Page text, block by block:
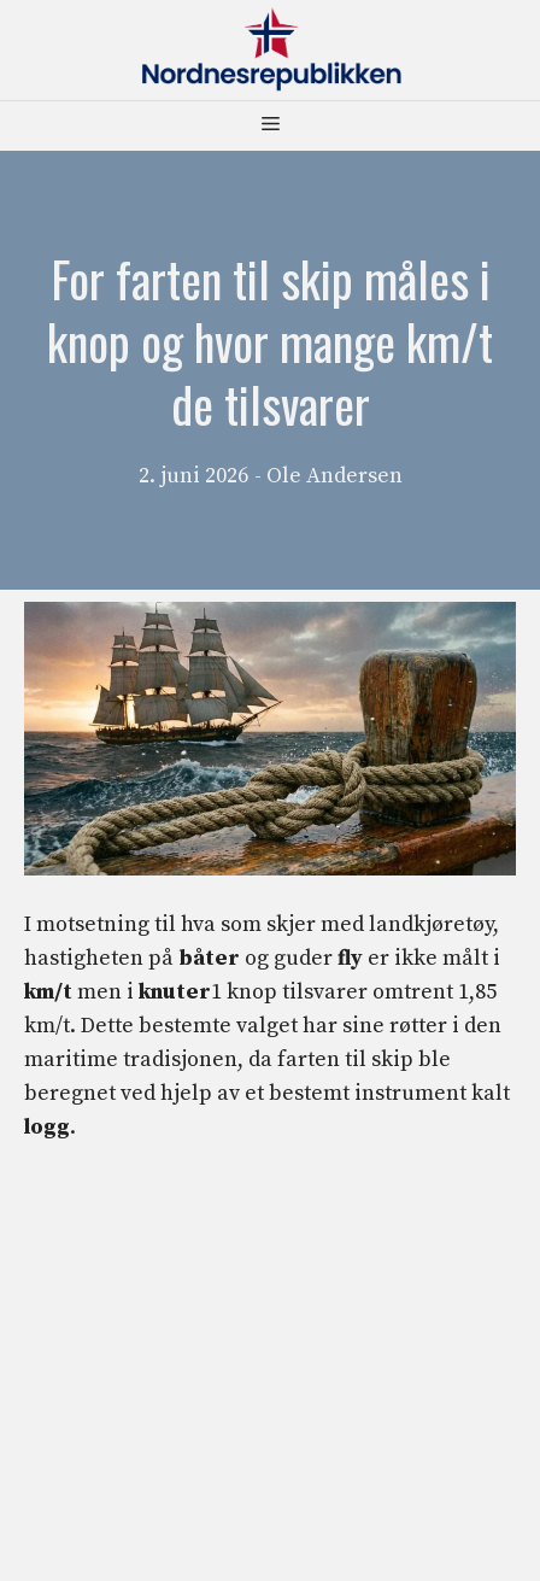
Meny
For farten til skip måles i
knop og hvor mange km/t
de tilsvarer
2. juni 2026 - Ole Andersen
I motsetning til hva som skjer med landkjøretøy,
hastigheten på båter og guderfly er ikke målt i
km/tmen i knuter1 knop tilsvarer omtrent 1,85
km/t. Dette bestemte valget har sine røtter i den
maritime tradisjonen, da farten til skip ble
beregnet ved hjelp av et bestemt instrument kalt
logg.